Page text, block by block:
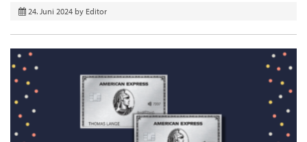
24. Juni 2024 by Editor